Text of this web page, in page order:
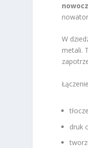
W
metali.
druk